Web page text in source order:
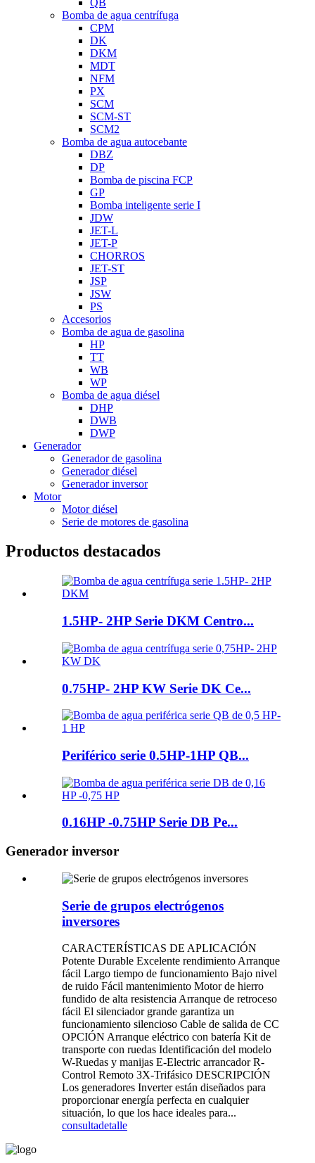
Bomba de agua centrífuga
CPM
DK
DKM
MDT
NFM
PX
SCM
SCM-ST
SCM2
Bomba de agua autocebante
DBZ
DP
Bomba de piscina FCP
GP
Bomba inteligente serie I
JDW
JET-L
JET-P
CHORROS
JET-ST
JSP
JSW
PS
Accesorios
Bomba de agua de gasolina
HP
TT
WB
WP
Bomba de agua diésel
DHP
DWB
DWP
Generador
Generador de gasolina
Generador diésel
Generador inversor
Motor
Motor diésel
Serie de motores de gasolina
Productos destacados
1.5HP- 2HP Serie DKM Centro...
0.75HP- 2HP KW Serie DK Ce...
Periférico serie 0.5HP-1HP QB...
0.16HP -0.75HP Serie DB Pe...
Generador inversor
Serie de grupos electrógenos
inversores
CARACTERÍSTICAS DE APLICACIÓN
Potente Durable Excelente rendimiento Arranque
fácil Largo tiempo de funcionamiento Bajo nivel
de ruido Fácil mantenimiento Motor de hierro
fundido de alta resistencia Arranque de retroceso
fácil El silenciador grande garantiza un
funcionamiento silencioso Cable de salida de CC
OPCIÓN Arranque eléctrico con batería Kit de
transporte con ruedas Identificación del modelo
W-Ruedas y manijas E-Electric arrancador R-
Control Remoto 3X-Trifásico DESCRIPCIÓN
Los generadores Inverter están diseñados para
proporcionar energía perfecta en cualquier
situación, lo que los hace ideales para...
consultadetalle